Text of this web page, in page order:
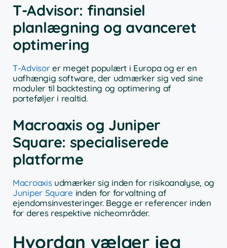
T-Advisor: finansiel
planlægning og avanceret
optimering
T-Advisorer meget populært i Europa og er en
uafhængig software, der udmærker sig ved sine
moduler til backtesting og optimering af
porteføljer i realtid.
Macroaxis og Juniper
Square: specialiserede
platforme
Macroaxisudmærker sig inden for risikoanalyse, og
Juniper Square inden for forvaltning af
ejendomsinvesteringer. Begge er referencer inden
for deres respektive nicheområder.
Hvordan vælger jeg